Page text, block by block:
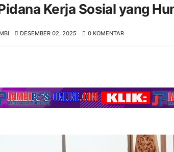
Kerja Sosial yang
DESEMBER 02, 2025 0 KOMENTAR